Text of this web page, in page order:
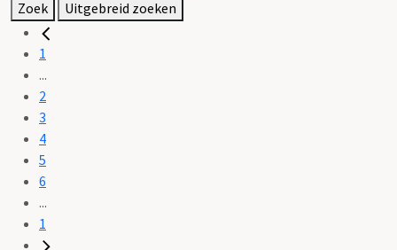
Zoek Uitgebreid zoeken
1
...
2
3
4
5
6
...
1